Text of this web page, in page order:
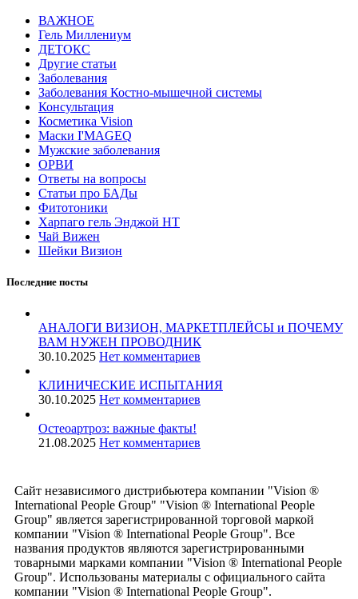
ВАЖНОЕ
Гель Миллениум
ДЕТОКС
Другие статьи
Заболевания
Заболевания Костно-мышечной системы
Консультация
Косметика Vision
Маски I'MAGEQ
Мужские заболевания
ОРВИ
Ответы на вопросы
Статьи про БАДы
Фитотоники
Харпаго гель Энджой НТ
Чай Вижен
Шейки Визион
Последние посты
АНАЛОГИ ВИЗИОН, МАРКЕТПЛЕЙСЫ и ПОЧЕМУ
ВАМ НУЖЕН ПРОВОДНИК
30.10.2025 Нет комментариев
КЛИНИЧЕСКИЕ ИСПЫТАНИЯ
30.10.2025 Нет комментариев
️Остеоартроз: важные факты!
21.08.2025 Нет комментариев
Сайт независимого дистрибьютера компании "Vision ®
International People Group" "Vision ® International People
Group" является зарегистрированной торговой маркой
компании "Vision ® International People Group". Все
названия продуктов являются зарегистрированными
товарными марками компании "Vision ® International People
Group". Использованы материалы с официального сайта
компании "Vision ® International People Group".